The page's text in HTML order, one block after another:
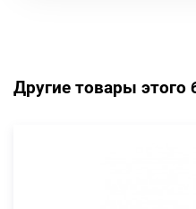
Другие товары этого